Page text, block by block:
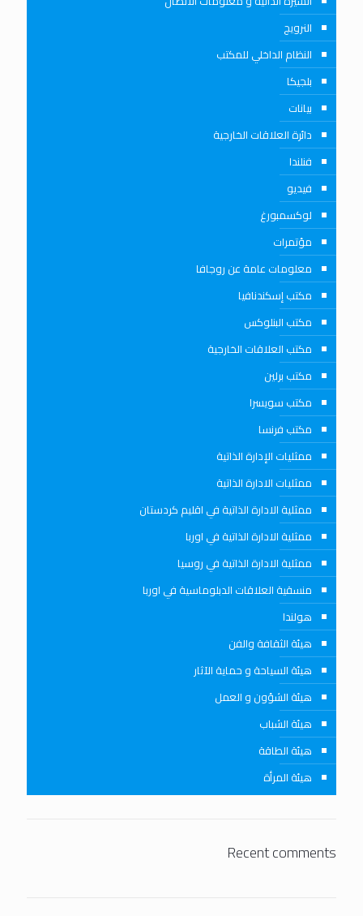
النرويج
النظام الداخلي للمكتب
بلجيكا
بيانات
دائرة العلاقات الخارجية
فنلندا
فيديو
لوكسمبورغ
مؤتمرات
معلومات عامة عن روجافا
مكتب إسكندنافيا
مكتب البنلوكس
مكتب العلاقات الخارجية
مكتب برلين
مكتب سويسرا
مكتب فرنسا
ممثليات الإدارة الذاتية
ممثليات الادارة الذاتية
ممثلية الادارة الذاتية في اقليم كردستان
ممثلية الادارة الذاتية في اوربا
ممثلية الادارة الذاتية في روسيا
منسقية العلاقات الدبلوماسية في اوربا
هولندا
هيئة الثقافة والفن
هيئة السياحة و حماية الآثار
هيئة الشؤون و العمل
هيئة الشباب
هيئة الطاقة
هيئة المرأة
Recent comments